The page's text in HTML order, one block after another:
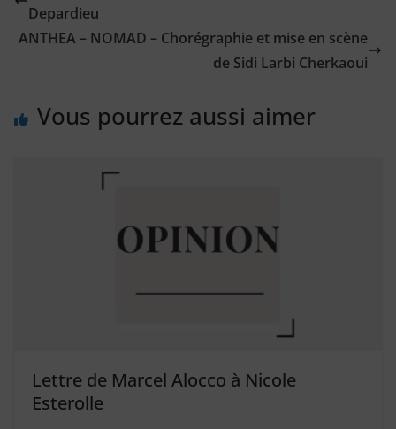
Depardieu
ANTHEA – NOMAD – Chorégraphie et mise en scène
de Sidi Larbi Cherkaoui
Vous pourrez aussi aimer
Lettre de Marcel Alocco à Nicole
Esterolle